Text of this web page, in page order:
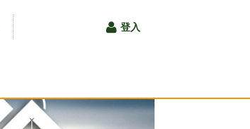
登入